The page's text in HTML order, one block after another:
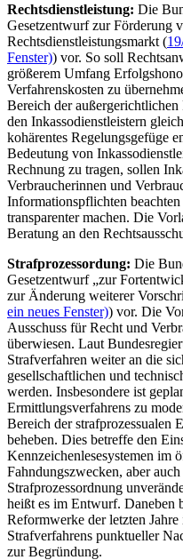
Rechtsdienstleistung: Die
Gesetzentwurf zur Förderung
Rechtsdienstleistungsmarkt (
Fenster)) vor. So soll
größerem Umfang
Verfahrenskosten zu
Bereich der
den Inkassodienstleistern
kohärentes Regelungsgefüge
Bedeutung von
Rechnung zu tragen, sollen
Verbraucherinnen und
Informationspflichten
transparenter machen. Die
Beratung an den
Strafprozessordung: Die
Gesetzentwurf „zur
zur Änderung weiterer
ein neues Fenster)) vor. Die
Ausschuss für Recht und
überwiesen. Laut
Strafverfahren weiter an die
gesellschaftlichen und
werden. Insbesondere ist
Ermittlungsverfahrens zu
Bereich der strafprozessualen
beheben. Dies betreffe den
Kennzeichenlesesystemen im
Fahndungszwecken, aber
Strafprozessordnung
heißt es im Entwurf. Daneben
Reformwerke der letzten
Strafverfahrens punktueller
zur Begründung.